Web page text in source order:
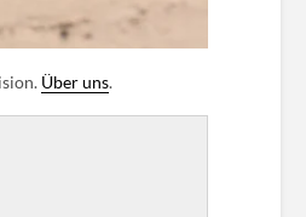
Über uns.